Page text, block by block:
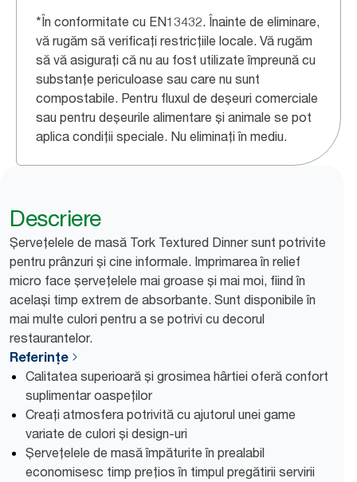
*În conformitate cu EN13432. Înainte de eliminare,
vă rugăm să verificați restricțiile locale. Vă rugăm
să vă asigurați că nu au fost utilizate împreună cu
substanțe periculoase sau care nu sunt
compostabile. Pentru fluxul de deșeuri comerciale
sau pentru deșeurile alimentare și animale se pot
aplica condiții speciale. Nu eliminați în mediu.​
Descriere
Șervețelele de masă Tork Textured Dinner sunt potrivite
pentru prânzuri și cine informale. Imprimarea în relief
micro face șervețelele mai groase și mai moi, fiind în
același timp extrem de absorbante. Sunt disponibile în
mai multe culori pentru a se potrivi cu decorul
restaurantelor.
Referințe
Calitatea superioară și grosimea hârtiei oferă confort
suplimentar oaspeților
Creați atmosfera potrivită cu ajutorul unei game
variate de culori și design-uri
Șervețelele de masă împăturite în prealabil
economisesc timp prețios în timpul pregătirii servirii